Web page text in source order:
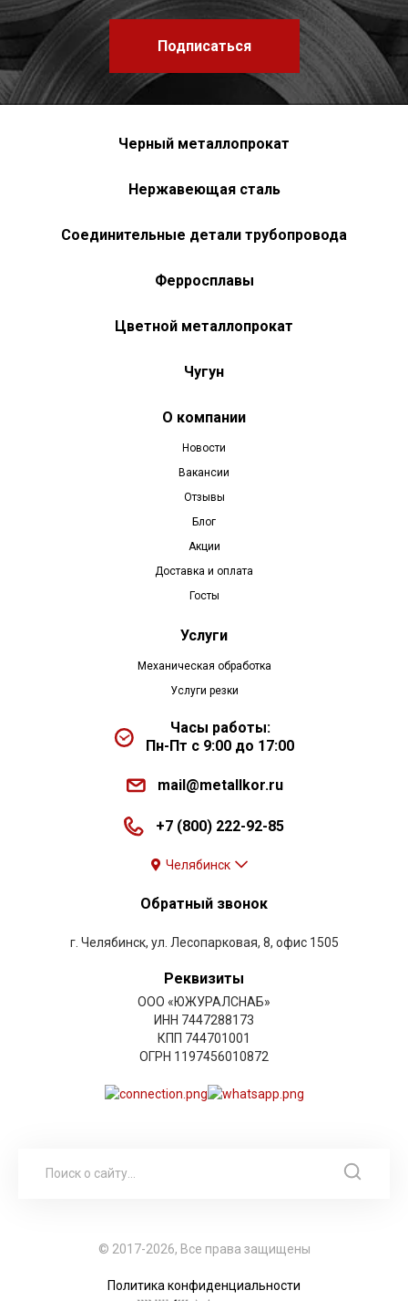
Подписаться
Черный металлопрокат
Нержавеющая сталь
Соединительные детали трубопровода
Ферросплавы
Цветной металлопрокат
Чугун
О компании
Новости
Вакансии
Отзывы
Блог
Акции
Доставка и оплата
Госты
Услуги
Механическая обработка
Услуги резки
Часы работы:
Пн-Пт с 9:00 до 17:00
mail@metallkor.ru
+7 (800) 222-92-85
Челябинск
Обратный звонок
г. Челябинск, ул. Лесопарковая, 8, офис 1505
Реквизиты
ООО «ЮЖУРАЛСНАБ»
ИНН 7447288173
КПП 744701001
ОГРН 1197456010872
© 2017-2026, Все права защищены
Политика конфиденциальности